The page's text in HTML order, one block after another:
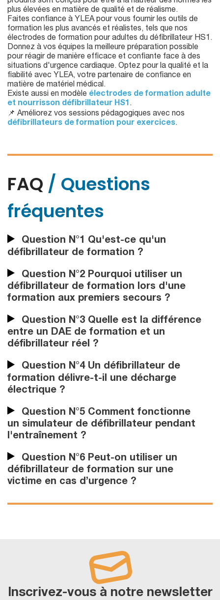
plus élevées en matière de qualité et de réalisme.
Faites confiance à YLEA pour vous fournir les outils de
formation les plus avancés et réalistes, tels que nos
électrodes de formation pour adultes du défibrillateur HS1.
Donnez à vos équipes la meilleure préparation possible
pour réagir de manière efficace et confiante face à des
situations d'urgence cardiaque. Optez pour la qualité et la
fiabilité avec YLEA, votre partenaire de confiance en
matière de matériel médical.
Existe aussi en modèle électrodes de formation adulte
et nourrisson défibrillateur HS1.
📌 Améliorez vos sessions pédagogiques avec nos
défibrillateurs de formation pour exercices.
FAQ / Questions
fréquentes
Question N°1 Qu'est-ce qu'un
défibrillateur de formation ?
Question N°2 Pourquoi utiliser un
défibrillateur de formation lors d'une
formation aux premiers secours ?
Question N°3 Quelle est la différence
entre un DAE de formation et un
défibrillateur réel ?
Question N°4 Un défibrillateur de
formation délivre-t-il une décharge
électrique ?
Question N°5 Comment fonctionne
un simulateur de défibrillateur pendant
l'entraînement ?
Question N°6 Peut-on utiliser un
défibrillateur de formation sur une
victime en cas d’urgence ?
Inscrivez-vous à notre newsletter